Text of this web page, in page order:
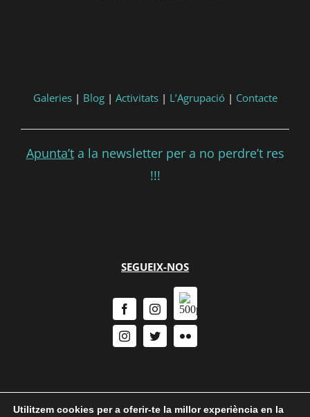
Galeries| Blog| Activitats| L’Agrupació| Contacte
Apunta’ta la newsletter per a no perdre’t res
!!!
SEGUEIX-NOS
Utilitzem cookies per a oferir-te la millor experiència en la